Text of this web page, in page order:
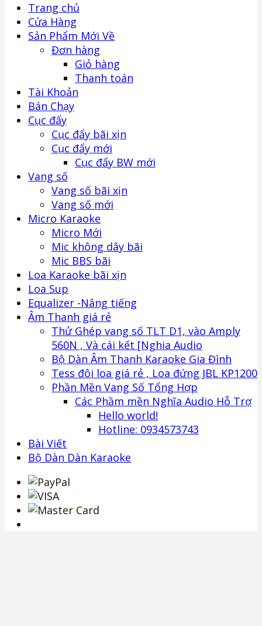
Trang chủ
Cửa Hàng
Sản Phẩm Mới Về
Đơn hàng
Giỏ hàng
Thanh toán
Tài Khoản
Bán Chạy
Cục đẩy
Cục đẩy bãi xịn
Cục đẩy mới
Cục đẩy BW mới
Vang số
Vang số bãi xịn
Vang số mới
Micro Karaoke
Micro Mới
Mic không dây bãi
Mic BBS bãi
Loa Karaoke bãi xịn
Loa Sup
Equalizer -Nâng tiếng
Âm Thanh giá rẻ
Thử Ghép vang số TLT D1, vào Amply
560N , Và cái kết [Nghia Audio
Bộ Dàn Âm Thanh Karaoke Gia Đình
Tess đôi loa giá rẻ , Loa đứng JBL KP1200
Phần Mền Vang Số Tổng Hợp
Các Phầm mền Nghĩa Audio Hỗ Trợ
Hello world!
Hotline: 0934573743
Bài Viết
Bộ Dàn Dàn Karaoke